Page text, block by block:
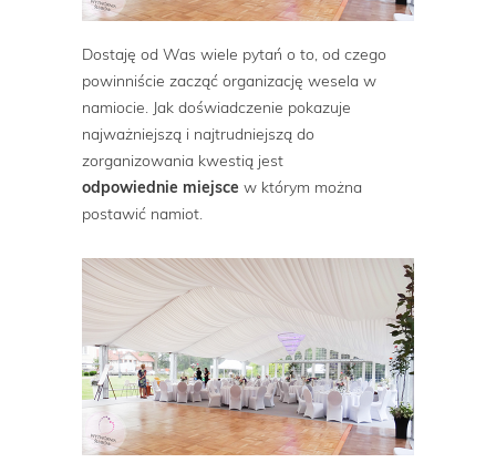
Dostaję od Was wiele pytań o to, od czego
powinniście zacząć organizację wesela w
namiocie. Jak doświadczenie pokazuje
najważniejszą i najtrudniejszą do
zorganizowania kwestią jest
odpowiednie miejsce w którym można
postawić namiot.